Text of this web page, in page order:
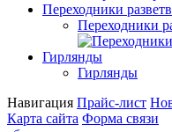
Переходники
Переходники
Гирлянды
Гирлянды
Навигация Прайс-лист
Карта сайта Форма связи